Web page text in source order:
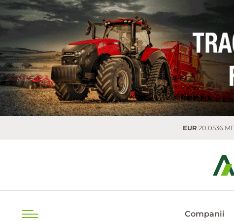
20.0536 MDL 0.0254
Companii